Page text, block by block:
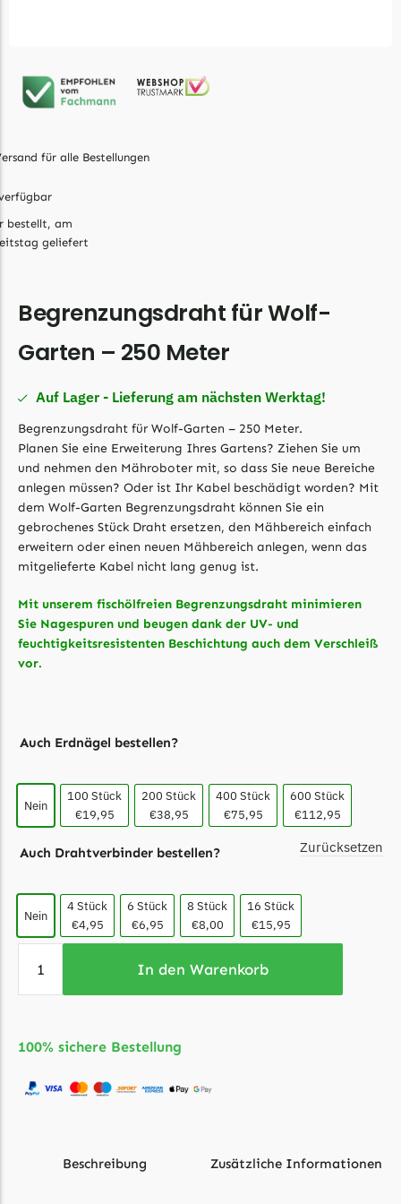
Einhell Messer
Begrenzungsdraht
Begrenzungsdraht
Eufy
Ferrex
Ferrex Messer
Begrenzungsdraht
Florabest
Begrenzungsdraht
Flymo
Flymo Messer
Begrenzungsdraht
Fuxtec
Fuxtec Messer
Begrenzungsdraht
Garden Feelings
Greenworks
Begrenzungsdraht
Grouw
Grouw Messer
Güde
Begrenzungsdraht
Honda Messer
Kress
für alle Bestellungen
bestellt, am
geliefert
Begrenzungsdraht für Wolf-
Garten – 250 Meter
Auf Lager - Lieferung am nächsten Werktag!
Begrenzungsdraht für Wolf-Garten – 250 Meter.
Planen Sie eine Erweiterung Ihres Gartens? Ziehen Sie um
und nehmen den Mähroboter mit, so dass Sie neue Bereiche
anlegen müssen? Oder ist Ihr Kabel beschädigt worden? Mit
dem Wolf-Garten Begrenzungsdraht können Sie ein
gebrochenes Stück Draht ersetzen, den Mähbereich einfach
erweitern oder einen neuen Mähbereich anlegen, wenn das
mitgelieferte Kabel nicht lang genug ist.
Mit unserem fischölfreien Begrenzungsdraht minimieren
Sie Nagespuren und beugen dank der UV- und
feuchtigkeitsresistenten Beschichtung auch dem Verschleiß
vor.
Auch Erdnägel bestellen?
Nein
100 Stück
€19,95
200 Stück
€38,95
400 Stück
€75,95
600 Stück
€112,95
Auch Drahtverbinder bestellen?
Nein
4 Stück
€4,95
6 Stück
€6,95
8 Stück
€8,00
16 Stück
€15,95
Zurücksetzen
In den Warenkorb
100% sichere Bestellung
Beschreibung Zusätzliche Informationen